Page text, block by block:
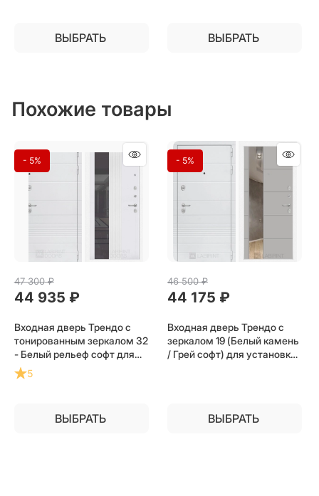
ВЫБРАТЬ ВЫБРАТЬ
Похожие товары
- 5%
47 300 ₽
44 935 ₽
Входная дверь Трендо с
тонированным зеркалом 32
- Белый рельеф софт для
установки в квартиру
5
ВЫБРАТЬ
- 5%
46 500 ₽
44 175 ₽
Входная дверь Трендо с
зеркалом 19 (Белый камень
/ Грей софт) для установки
ВЫБРАТЬ